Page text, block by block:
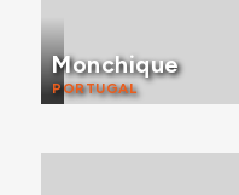
Monchique
PORTUGAL